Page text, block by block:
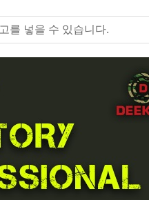
를 넣을 수 있습니다.